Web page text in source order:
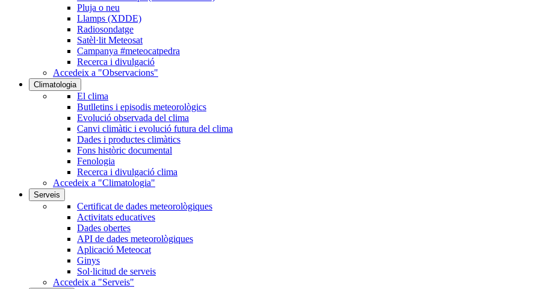
Pluja o neu
Llamps (XDDE)
Radiosondatge
Satèl·lit Meteosat
Campanya #meteocatpedra
Recerca i divulgació
Accedeix a "Observacions"
Climatologia
El clima
Butlletins i episodis meteorològics
Evolució observada del clima
Canvi climàtic i evolució futura del clima
Dades i productes climàtics
Fons històric documental
Fenologia
Recerca i divulgació clima
Accedeix a "Climatologia"
Serveis
Certificat de dades meteorològiques
Activitats educatives
Dades obertes
API de dades meteorològiques
Aplicació Meteocat
Ginys
Sol·licitud de serveis
Accedeix a "Serveis"